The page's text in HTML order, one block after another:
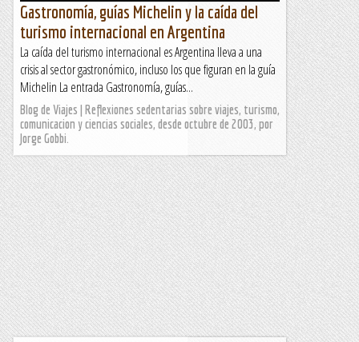
Gastronomía, guías Michelin y la caída del
turismo internacional en Argentina
La caída del turismo internacional es Argentina lleva a una
crisis al sector gastronómico, incluso los que figuran en la guía
Michelin La entrada Gastronomía, guías...
Blog de Viajes | Reflexiones sedentarias sobre viajes, turismo,
comunicacion y ciencias sociales, desde octubre de 2003, por
Jorge Gobbi.